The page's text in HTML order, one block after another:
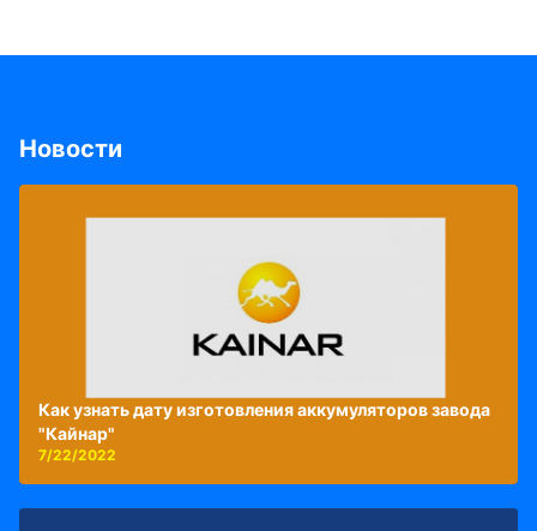
Новости
Как узнать дату изготовления аккумуляторов завода
"Кайнар"
7/22/2022